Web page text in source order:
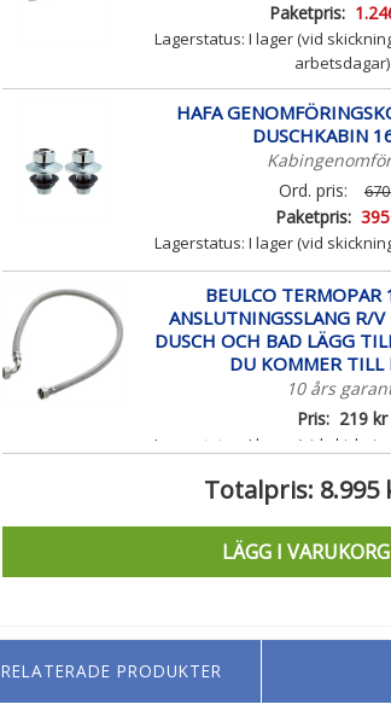
Paketpris:
Lagerstatus: I lager (vid
arbetsdagar)
HAFA
DUSCHKABIN
Ord. pris:
Paketpris:
Lagerstatus: I lager (vid
arbetsdagar)
BEULCO
ANSLUTNINGSSLANG R/
DUSCH OCH BAD LÄGG
DU KOMMER TILL
10 års
Pris: 219 kr
Lagerstatus:
I lager (vid
Totalpris: 8.995
LÄGG I VARUKORG
RELATERADE PRODUKTER